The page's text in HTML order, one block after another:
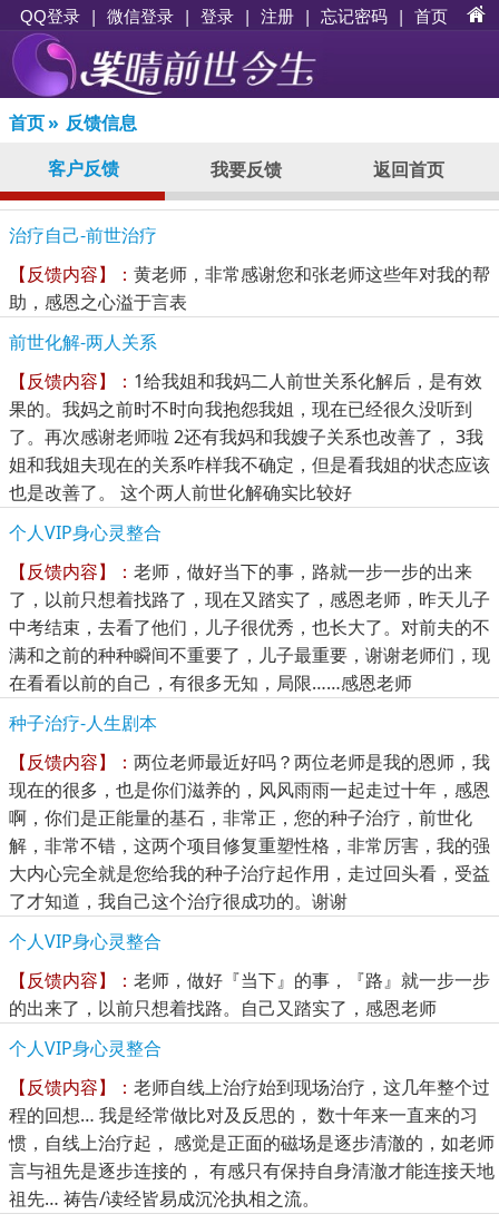
QQ登录 | 微信登录 | 登录 | 注册 | 忘记密码 | 首页
首页» 反馈信息
客户反馈
我要反馈 返回首页
治疗自己-前世治疗
【反馈内容】： 黄老师，非常感谢您和张老师这些年对我的帮
助，感恩之心溢于言表
前世化解-两人关系
【反馈内容】： 1给我姐和我妈二人前世关系化解后，是有效
果的。我妈之前时不时向我抱怨我姐，现在已经很久没听到
了。再次感谢老师啦 2还有我妈和我嫂子关系也改善了， 3我
姐和我姐夫现在的关系咋样我不确定，但是看我姐的状态应该
也是改善了。 这个两人前世化解确实比较好
个人VIP身心灵整合
【反馈内容】： 老师，做好当下的事，路就一步一步的出来
了，以前只想着找路了，现在又踏实了，感恩老师，昨天儿子
中考结束，去看了他们，儿子很优秀，也长大了。对前夫的不
满和之前的种种瞬间不重要了，儿子最重要，谢谢老师们，现
在看看以前的自己，有很多无知，局限……感恩老师
种子治疗-人生剧本
【反馈内容】： 两位老师最近好吗？两位老师是我的恩师，我
现在的很多，也是你们滋养的，风风雨雨一起走过十年，感恩
啊，你们是正能量的基石，非常正，您的种子治疗，前世化
解，非常不错，这两个项目修复重塑性格，非常厉害，我的强
大内心完全就是您给我的种子治疗起作用，走过回头看，受益
了才知道，我自己这个治疗很成功的。谢谢
个人VIP身心灵整合
【反馈内容】： 老师，做好『当下』的事，『路』就一步一步
的出来了，以前只想着找路。自己又踏实了，感恩老师
个人VIP身心灵整合
【反馈内容】： 老师自线上治疗始到现场治疗，这几年整个过
程的回想… 我是经常做比对及反思的， 数十年来一直来的习
惯，自线上治疗起， 感觉是正面的磁场是逐步清澈的，如老师
言与祖先是逐步连接的， 有感只有保持自身清澈才能连接天地
祖先… 祷告/读经皆易成沉沦执相之流。